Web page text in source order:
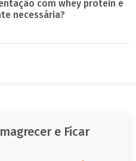
com whey protein é
necessária?
e Ficar